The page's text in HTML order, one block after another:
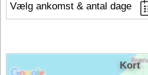
Vælg ankomst & antal dage
Kort